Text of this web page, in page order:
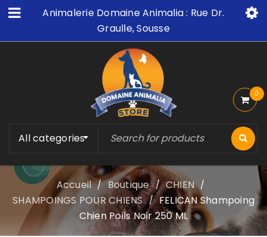
Animalerie Domaine Animalia : Rue Dr.
Graulle, Sousse
All categories
0
Accueil / Boutique / CHIEN /
SHAMPOINGS POUR CHIENS / FELICAN Shampoing
Chien Poils Noir 250 ML